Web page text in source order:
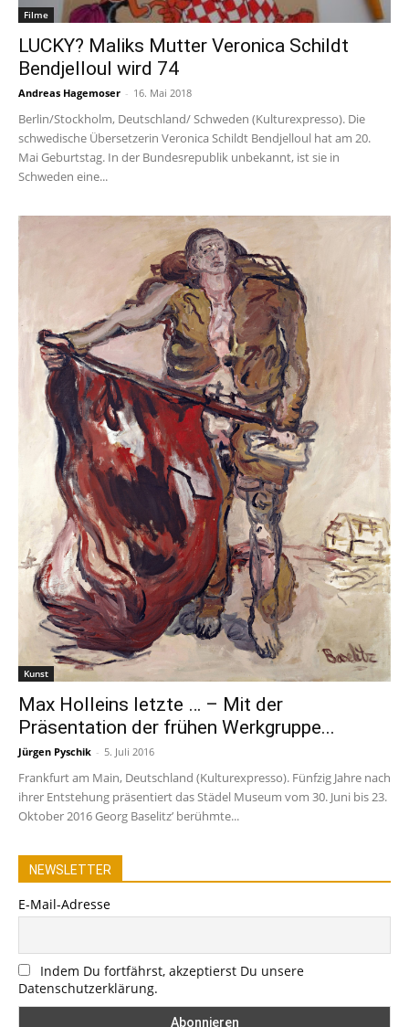
Filme
LUCKY? Maliks Mutter Veronica Schildt
Bendjelloul wird 74
Andreas Hagemoser - 16. Mai 2018
Berlin/Stockholm, Deutschland/ Schweden (Kulturexpresso). Die
schwedische Übersetzerin Veronica Schildt Bendjelloul hat am 20.
Mai Geburtstag. In der Bundesrepublik unbekannt, ist sie in
Schweden eine...
Kunst
Max Holleins letzte … – Mit der
Präsentation der frühen Werkgruppe...
Jürgen Pyschik - 5. Juli 2016
Frankfurt am Main, Deutschland (Kulturexpresso). Fünfzig Jahre nach
ihrer Entstehung präsentiert das Städel Museum vom 30. Juni bis 23.
Oktober 2016 Georg Baselitz’ berühmte...
NEWSLETTER
E-Mail-Adresse
Indem Du fortfährst, akzeptierst Du unsere
Datenschutzerklärung.